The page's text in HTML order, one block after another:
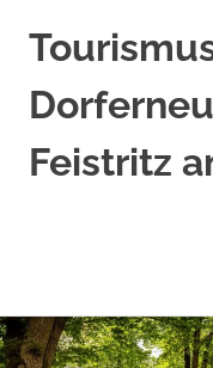
Zum
Inhalt
Feistritz